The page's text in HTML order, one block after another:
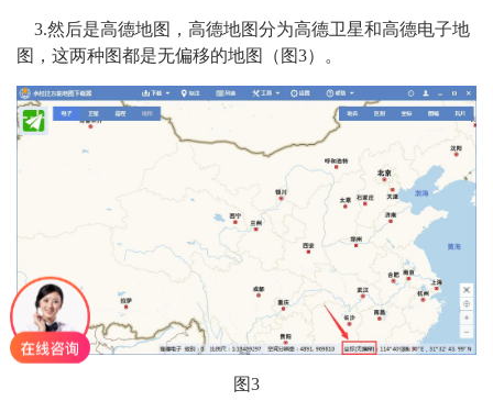
3.然后是高德地图，高德地图分为高德卫星和高德电子地
图，这两种图都是无偏移的地图（图3）。
图3